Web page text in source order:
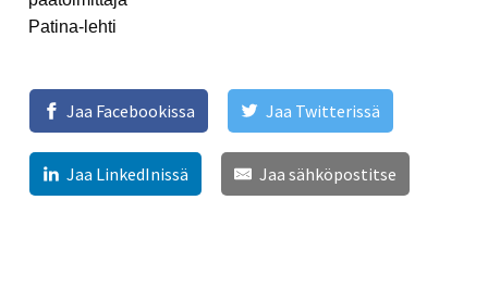
Patina-lehti
Jaa Facebookissa Jaa Twitterissä
Jaa LinkedInissä Jaa sähköpostitse